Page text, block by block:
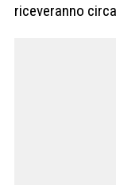
riceveranno